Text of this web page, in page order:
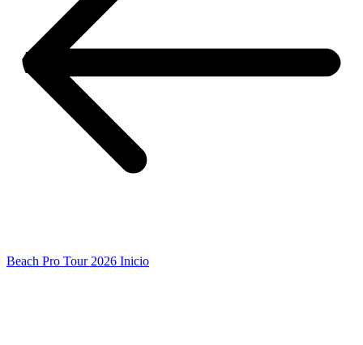
Beach Pro Tour 2026 Inicio